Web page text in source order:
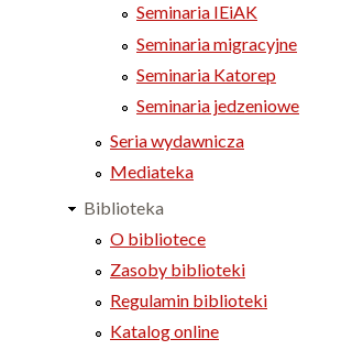
Seminaria IEiAK
Seminaria migracyjne
Seminaria Katorep
Seminaria jedzeniowe
Seria wydawnicza
Mediateka
Biblioteka
O bibliotece
Zasoby biblioteki
Regulamin biblioteki
Katalog online